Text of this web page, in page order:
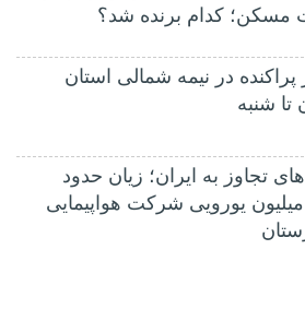
مسکن؛ کدام برنده شد؟
پراکنده در نیمه شمالی استان
تا شنبه
تجاوز به ایران؛ زیان حدود
۲۰۰ میلیون یورویی شرکت هواپیمایی